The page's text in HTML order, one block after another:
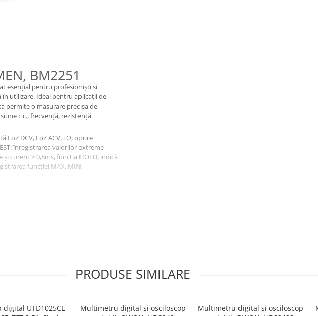
BM2251
esențial pentru profesioniști și
utilizare. Ideal pentru aplicații de
permite o masurare precisa de
c.c., frecvență, rezistență
LoZ DCV, LoZ ACV, i Ω, oprire
înregistrarea valorilor extreme
curent > 0,8ms, funcția HOLD, indică
funcției MAX, MIN,
precise in domeniul
a masuratorilor pentru aplicații de
PRODUSE SIMILARE
digital UTD1025CL
Multimetru digital și osciloscop
Multimetru digital și osciloscop